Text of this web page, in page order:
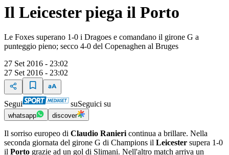
Il Leicester piega il Porto
Le Foxes superano 1-0 i Dragoes e comandano il girone G a
punteggio pieno; secco 4-0 del Copenaghen al Bruges
27 Set 2016 - 23:02
27 Set 2016 - 23:02
Segui suSeguici su
whatsapp discover
Il sorriso europeo di Claudio Ranieri continua a brillare. Nella
seconda giornata del girone G di Champions il Leicester supera 1-0
il Porto grazie ad un gol di Slimani. Nell'altro match arriva un